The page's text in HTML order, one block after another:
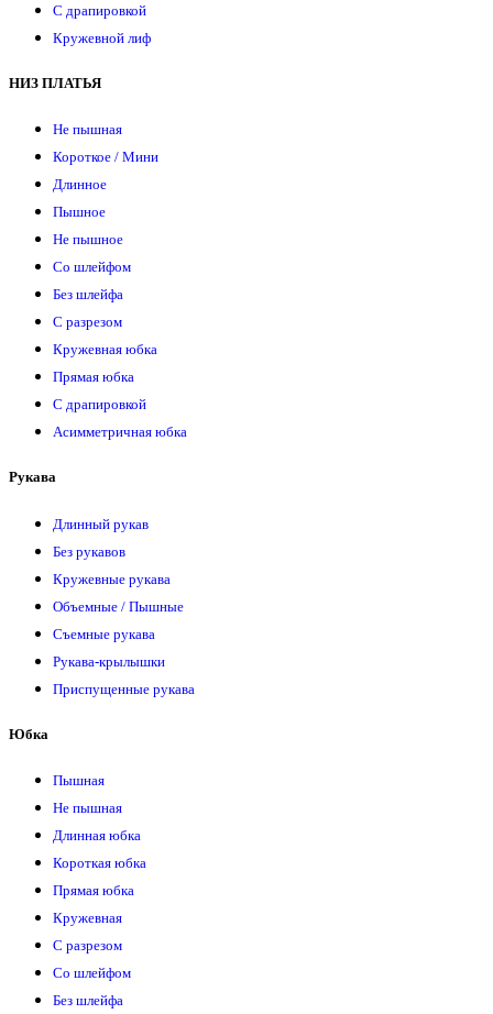
С драпировкой
Кружевной лиф
НИЗ ПЛАТЬЯ
Не пышная
Короткое / Мини
Длинное
Пышное
Не пышное
Со шлейфом
Без шлейфа
С разрезом
Кружевная юбка
Прямая юбка
С драпировкой
Асимметричная юбка
Рукава
Длинный рукав
Без рукавов
Кружевные рукава
Объемные / Пышные
Съемные рукава
Рукава-крылышки
Приспущенные рукава
Юбка
Пышная
Не пышная
Длинная юбка
Короткая юбка
Прямая юбка
Кружевная
С разрезом
Со шлейфом
Без шлейфа